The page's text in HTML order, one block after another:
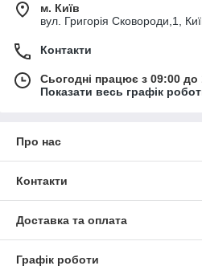
м. Київ
вул. Григорія Сковороди,1,
Контакти
Сьогодні працює з 09:00 до
Показати весь графік
Про нас
Контакти
Доставка та оплата
Графік роботи